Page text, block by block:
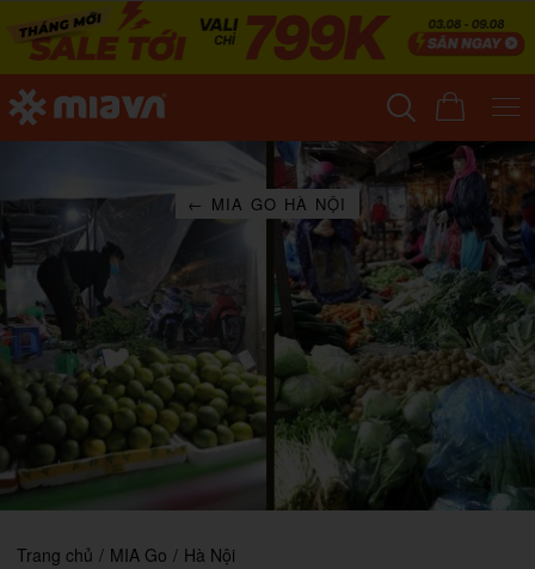
← MIA GO HÀ NỘI
Trang chủ / MIA Go / Hà Nội